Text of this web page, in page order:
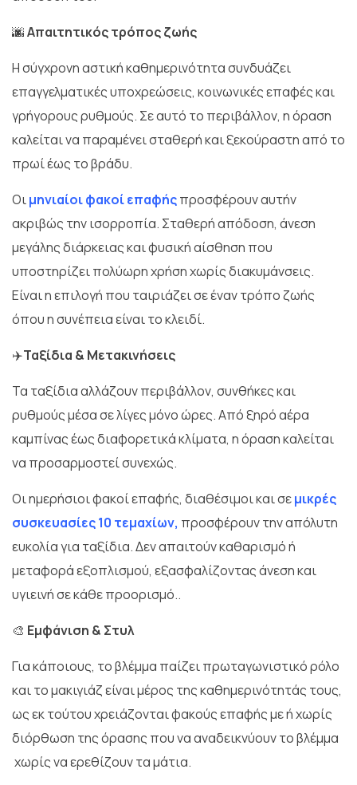
🌆Απαιτητικός τρόπος ζωής
Η σύγχρονη αστική καθημερινότητα συνδυάζει
επαγγελματικές υποχρεώσεις, κοινωνικές επαφές και
γρήγορους ρυθμούς. Σε αυτό το περιβάλλον, η όραση
καλείται να παραμένει σταθερή και ξεκούραστη από το
πρωί έως το βράδυ.
Οιμηνιαίοι φακοί επαφήςπροσφέρουν αυτήν
ακριβώς την ισορροπία. Σταθερή απόδοση, άνεση
μεγάλης διάρκειας και φυσική αίσθηση που
υποστηρίζει πολύωρη χρήση χωρίς διακυμάνσεις.
Είναι η επιλογή που ταιριάζει σε έναν τρόπο ζωής
όπου η συνέπεια είναι το κλειδί.
✈️Ταξίδια & Μετακινήσεις
Τα ταξίδια αλλάζουν περιβάλλον, συνθήκες και
ρυθμούς μέσα σε λίγες μόνο ώρες. Από ξηρό αέρα
καμπίνας έως διαφορετικά κλίματα, η όραση καλείται
να προσαρμοστεί συνεχώς.
Οι ημερήσιοι φακοί επαφής, διαθέσιμοι και σεμικρές
συσκευασίες 10 τεμαχίων, προσφέρουν την απόλυτη
ευκολία για ταξίδια. Δεν απαιτούν καθαρισμό ή
μεταφορά εξοπλισμού, εξασφαλίζοντας άνεση και
υγιεινή σε κάθε προορισμό..
🎨 Εμφάνιση & Στυλ
Για κάποιους, το βλέμμα παίζει πρωταγωνιστικό ρόλο
και το μακιγιάζ είναι μέρος της καθημερινότητάς τους,
ως εκ τούτου χρειάζονται φακούς επαφής με ή χωρίς
διόρθωση της όρασης που να αναδεικνύουν το βλέμμα
χωρίς να ερεθίζουν τα μάτια.